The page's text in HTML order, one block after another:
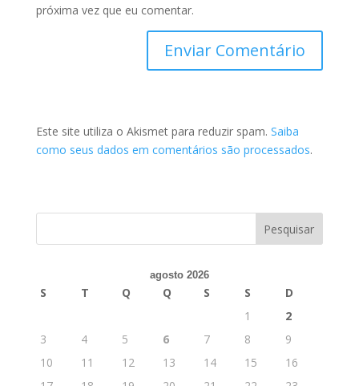
próxima vez que eu comentar.
Este site utiliza o Akismet para reduzir spam. Saiba
como seus dados em comentários são processados.
agosto 2026
S T Q Q S S
D
1
2
3
4 5 6 7 8
9
10
11 12 13 14 15
16